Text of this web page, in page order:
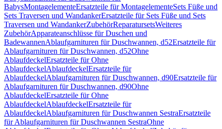
BabysMontagelementeErsatzteile für MontagelementeSets Füße und
Sets Traversen und WandankerErsatzteile für Sets Füße und Sets
Traversen und WandankerZubehörReparatursetsWeiteres
ZubehörApparateanschlüsse für Duschen und
BadewannenAblaufgarnituren für Duschwannen, d52Ersatzteile für
Ablaufgarnituren für Duschwannen, d52Ohne
AblaufdeckelErsatzteile für Ohne
AblaufdeckelAblaufdeckelErsatzteile für
AblaufdeckelAblaufgarnituren für Duschwannen, d90Ersatzteile für
Ablaufgarnituren für Duschwannen, d90Ohne
AblaufdeckelErsatzteile für Ohne
AblaufdeckelAblaufdeckelErsatzteile für
AblaufdeckelAblaufgarnituren für Duschwannen SestraErsatzteile
für Ablaufgarnituren für Duschwannen SestraOhne